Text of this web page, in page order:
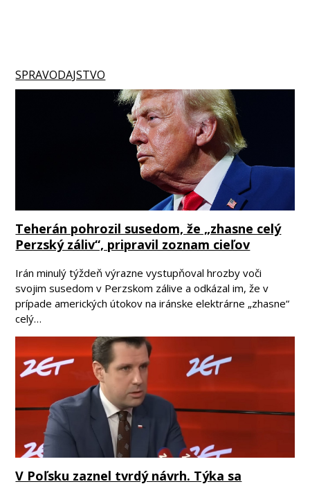
SPRAVODAJSTVO
Teherán pohrozil susedom, že „zhasne celý
Perzský záliv“, pripravil zoznam cieľov
Irán minulý týždeň výrazne vystupňoval hrozby voči
svojim susedom v Perzskom zálive a odkázal im, že v
prípade amerických útokov na iránske elektrárne „zhasne“
celý…
V Poľsku zaznel tvrdý návrh. Týka sa